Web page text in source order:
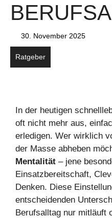
30. November 2025
Ratgeber
In der heutigen
oft nicht mehr aus,
erledigen. Wer wirklich
der Masse abheben
Mentalität – jene
Einsatzbereitschaft,
Denken. Diese
entscheidenden
Berufsalltag nur mitläuft